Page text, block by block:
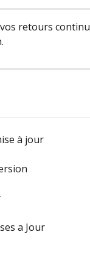
retours
à jour
a Jour